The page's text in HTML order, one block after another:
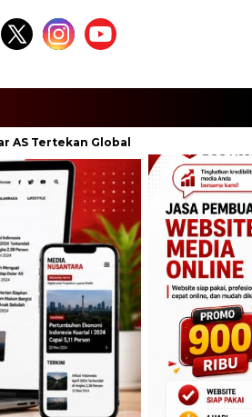
Global Dugaan Kejanggalan